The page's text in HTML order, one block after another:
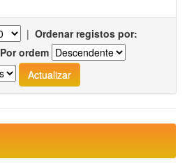
| Ordenar registos por:
Por ordem